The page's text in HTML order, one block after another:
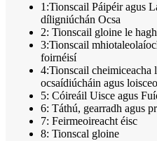
1:Tionscail Páipéir agus
díligniúchán Ocsa
2: Tionscail gloine le
3:Tionscail
foirnéisí
4:Tionscail cheimiceacha
ocsaídiúcháin agus
5: Cóireáil Uisce agus
6: Táthú, gearradh agus
7: Feirmeoireacht éisc
8: Tionscal gloine